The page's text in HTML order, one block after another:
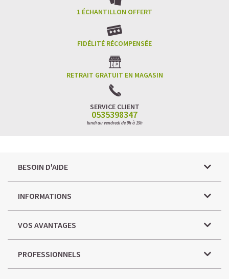
1 ÉCHANTILLON OFFERT
FIDÉLITÉ RÉCOMPENSÉE
RETRAIT GRATUIT EN MAGASIN
SERVICE CLIENT
0535398347
lundi au vendredi de 9h à 19h
BESOIN D'AIDE
INFORMATIONS
VOS AVANTAGES
PROFESSIONNELS